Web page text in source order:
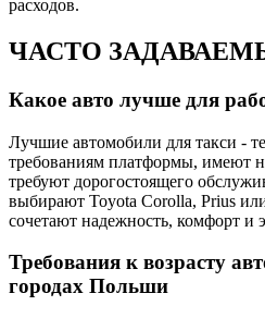
расходов.
ЧАСТО
Какое авто лучше для
Лучшие автомобили для такси -
требованиям платформы, имеют
требуют дорогостоящего
выбирают Toyota Corolla, Prius
сочетают надежность, комфорт и
Требования к возрасту
городах Польши